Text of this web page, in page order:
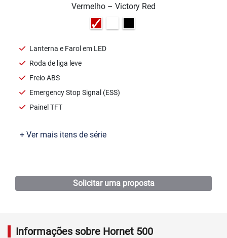
Vermelho – Victory Red
Lanterna e Farol em LED
Roda de liga leve
Freio ABS
Emergency Stop Signal (ESS)
Painel TFT
+ Ver mais itens de série
Solicitar uma proposta
Informações sobre Hornet 500